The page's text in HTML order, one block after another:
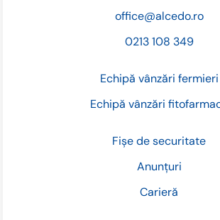
Fișe de securitate
Anunțuri
Carieră
office@alcedo.ro
0213 108 349
Echipă vânzări fermieri
Echipă vânzări